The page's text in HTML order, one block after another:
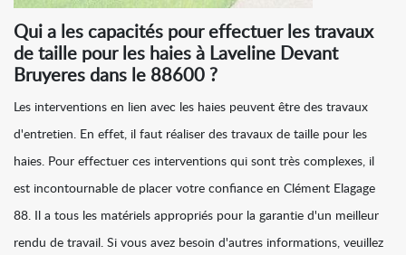
Qui a les capacités pour effectuer les travaux
de taille pour les haies à Laveline Devant
Bruyeres dans le 88600 ?
Les interventions en lien avec les haies peuvent être des travaux
d'entretien. En effet, il faut réaliser des travaux de taille pour les
haies. Pour effectuer ces interventions qui sont très complexes, il
est incontournable de placer votre confiance en Clément Elagage
88. Il a tous les matériels appropriés pour la garantie d'un meilleur
rendu de travail. Si vous avez besoin d'autres informations, veuillez